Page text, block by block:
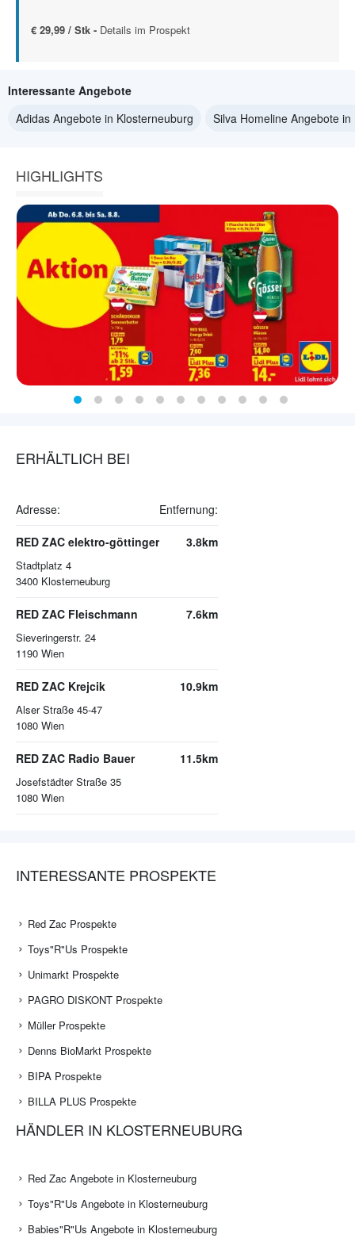
€ 29,99 / Stk - Details im Prospekt
Interessante Angebote
Adidas Angebote in Klosterneuburg
Silva Homeline Angebote
HIGHLIGHTS
ERHÄLTLICH BEI
Adresse: Entfernung:
RED ZAC elektro-göttinger
Stadtplatz 4
3400 Klosterneuburg
3.8km
RED ZAC Fleischmann
Sieveringerstr. 24
1190 Wien
7.6km
RED ZAC Krejcik
Alser Straße 45-47
1080 Wien
10.9km
RED ZAC Radio Bauer
Josefstädter Straße 35
1080 Wien
11.5km
INTERESSANTE PROSPEKTE
Red Zac Prospekte
Toys"R"Us Prospekte
Unimarkt Prospekte
PAGRO DISKONT Prospekte
Müller Prospekte
Denns BioMarkt Prospekte
BIPA Prospekte
BILLA PLUS Prospekte
HÄNDLER IN KLOSTERNEUBURG
Red Zac Angebote in Klosterneuburg
Toys"R"Us Angebote in Klosterneuburg
Babies"R"Us Angebote in Klosterneuburg